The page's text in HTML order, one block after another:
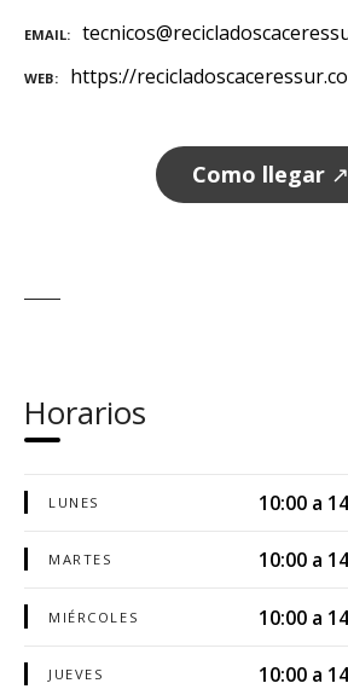
EMAIL
WEB https://
Como llegar ↗
Horarios
LUNES 10:00 a
MARTES 10:00 a
MIÉRCOLES 10:00 a
JUEVES 10:00 a